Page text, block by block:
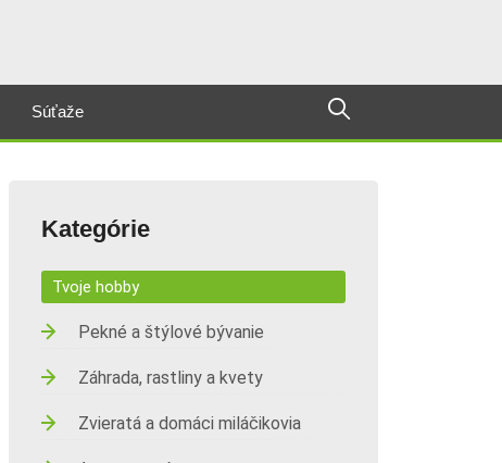
Súťaže
Kategórie
Tvoje hobby
Pekné a štýlové bývanie
Záhrada, rastliny a kvety
Zvieratá a domáci miláčikovia